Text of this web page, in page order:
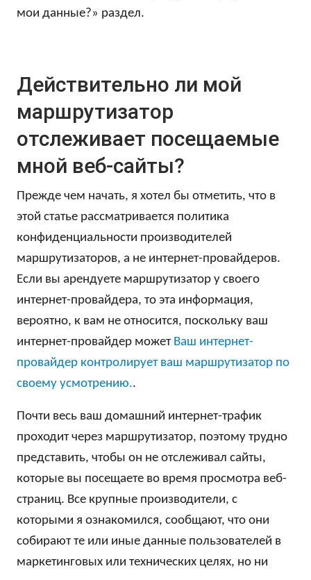
мои данные?» раздел.
Действительно ли мой
маршрутизатор
отслеживает посещаемые
мной веб-сайты?
Прежде чем начать, я хотел бы отметить, что в
этой статье рассматривается политика
конфиденциальности производителей
маршрутизаторов, а не интернет-провайдеров.
Если вы арендуете маршрутизатор у своего
интернет-провайдера, то эта информация,
вероятно, к вам не относится, поскольку ваш
интернет-провайдер может Ваш интернет-
провайдер контролирует ваш маршрутизатор по
своему усмотрению..
Почти весь ваш домашний интернет-трафик
проходит через маршрутизатор, поэтому трудно
представить, чтобы он не отслеживал сайты,
которые вы посещаете во время просмотра веб-
страниц. Все крупные производители, с
которыми я ознакомился, сообщают, что они
собирают те или иные данные пользователей в
маркетинговых или технических целях, но ни